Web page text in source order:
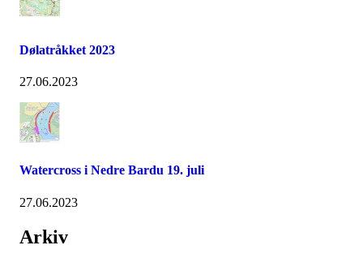
Dølatråkket 2023
27.06.2023
Watercross i Nedre Bardu 19. juli
27.06.2023
Arkiv